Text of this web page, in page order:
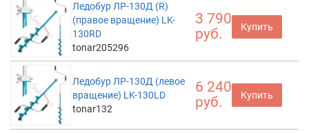
Ледобур ЛР-130Д (R)
(правое вращение) LK-
130RD
tonar205296
3 790
руб.
Купить
Ледобур ЛР-130Д (левое
вращение) LK-130LD
tonar132
6 240
руб.
Купить